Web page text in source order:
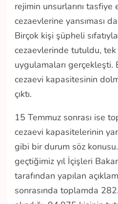
rejimin unsurlarını
cezaevlerine yansıması
Birçok kişi şüpheli
cezaevlerinde tutuldu,
uygulamaları gerçekleşti.
cezaevi kapasitesinin
çıktı.
15 Temmuz sonrası ise
cezaevi kapasitelerinin
gibi bir durum söz
geçtiğimiz yıl İçişleri
tarafından yapılan
sonrasında toplamda